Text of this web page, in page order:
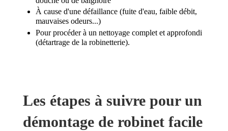
À cause d'une défaillance (fuite d'eau, faible débit,
mauvaises odeurs...)
Pour procéder à un nettoyage complet et approfondi
(détartrage de la robinetterie).
Les étapes à suivre pour un
démontage de robinet facile